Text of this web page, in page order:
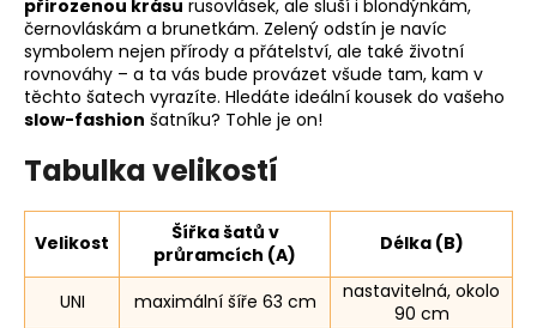
přirozenou krásu rusovlásek, ale sluší i blondýnkám,
černovláskám a brunetkám. Zelený odstín je navíc
symbolem nejen přírody a přátelství, ale také životní
rovnováhy – a ta vás bude provázet všude tam, kam v
těchto šatech vyrazíte. Hledáte ideální kousek do vašeho
slow-fashion šatníku? Tohle je on!
Tabulka velikostí
Velikost
Šířka šatů v
průramcích (A)
Délka (B)
UNI maximální šíře 63 cm
nastavitelná, okolo
90 cm